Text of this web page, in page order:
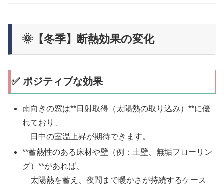
🌞【冬季】断熱効果の変化
✅ ポジティブな効果
南向きの窓は**日射取得（太陽熱の取り込み）**に優
れており、
日中の室温上昇が期待できます。
**蓄熱性のある床材や壁（例：土壁、無垢フローリン
グ）**があれば、
太陽熱を蓄え、夜間まで暖かさが持続するケース